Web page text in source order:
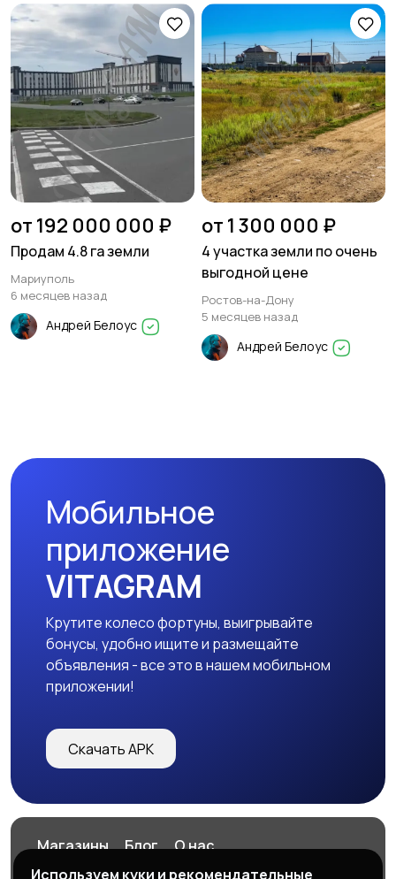
от 192 000 000 ₽
Продам 4.8 га земли
Мариуполь
6 месяцев назад
Андрей Белоус
от 1 300 000 ₽
4 участка земли по очень
выгодной цене
Ростов-на-Дону
5 месяцев назад
Андрей Белоус
Мобильное
приложение
VITAGRAM
Крутите колесо фортуны, выигрывайте
бонусы, удобно ищите и размещайте
объявления - все это в нашем мобильном
приложении!
Скачать APK
Магазины Блог
О нас
Служба поддержки
Используем куки и рекомендательные